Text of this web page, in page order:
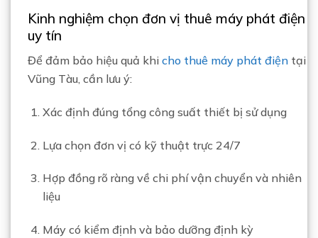
Kinh nghiệm chọn đơn vị thuê máy phát điện
uy tín
Để đảm bảo hiệu quả khi cho thuê máy phát điện tại
Vũng Tàu, cần lưu ý:
Xác định đúng tổng công suất thiết bị sử dụng
Lựa chọn đơn vị có kỹ thuật trực 24/7
Hợp đồng rõ ràng về chi phí vận chuyển và nhiên
liệu
Máy có kiểm định và bảo dưỡng định kỳ